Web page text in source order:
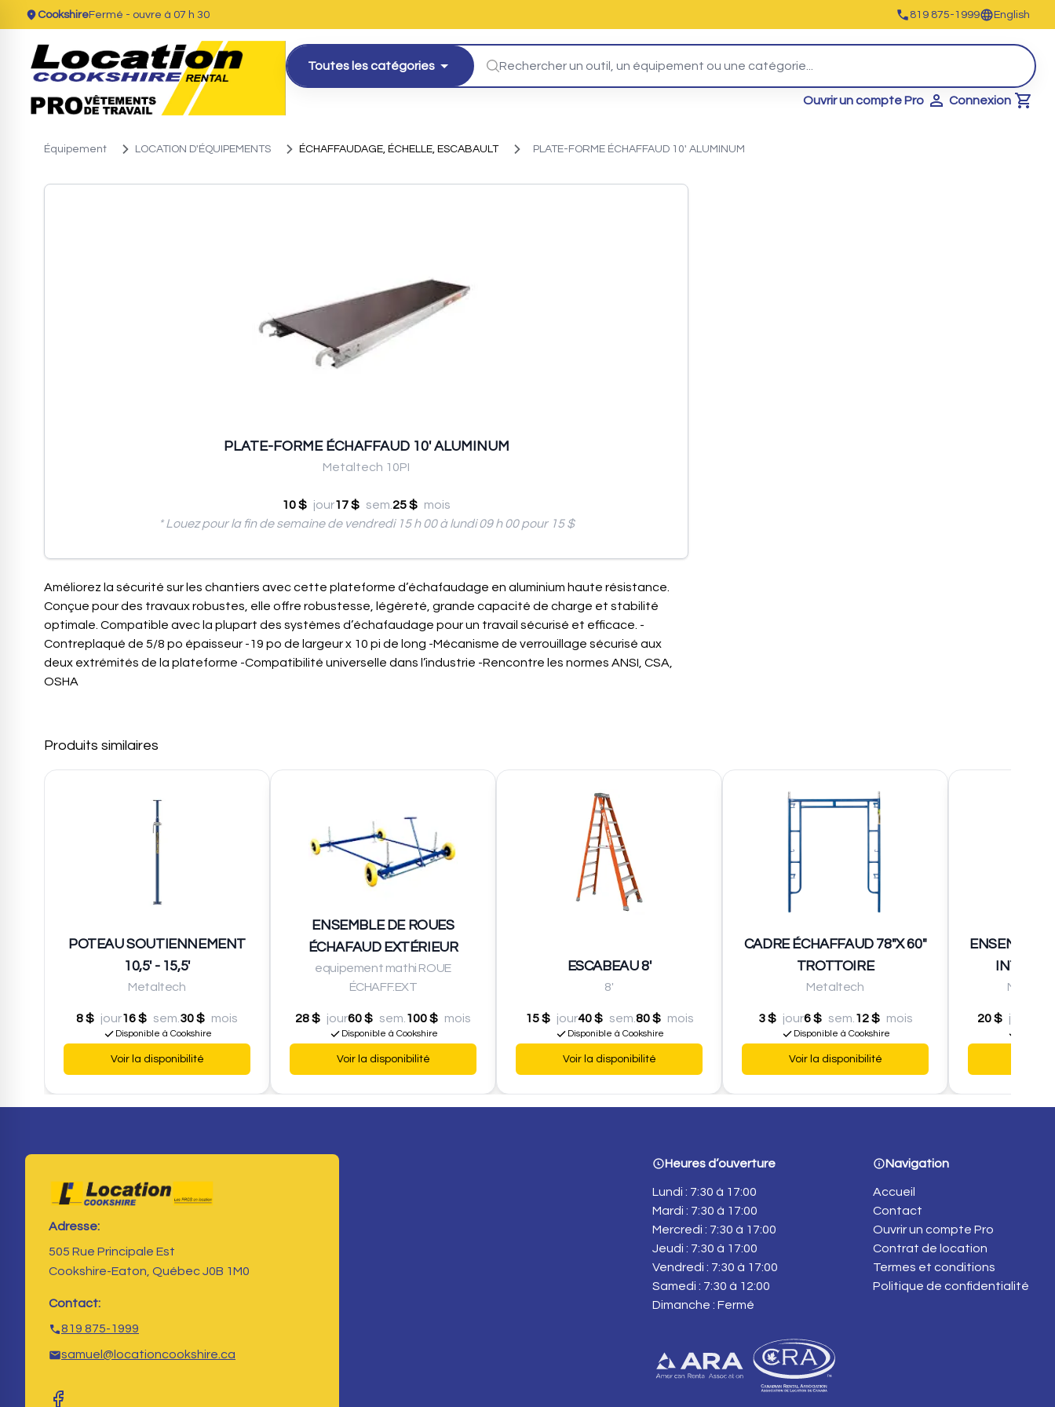
CookshireFermé - ouvre à 07 h 30 819 875-1999 English
Toutes les catégories
Ouvrir un compte Pro Connexion
Cart
Équipement LOCATION D'ÉQUIPEMENTS ÉCHAFFAUDAGE, ÉCHELLE, ESCABAULT PLATE-FORME ÉCHAFFAUD 10' ALUMINUM
PLATE-FORME ÉCHAFFAUD 10' ALUMINUM
Metaltech 10PI
10 $ jour17 $ sem. 25 $ mois
* Louez pour la fin de semaine de vendredi 15 h 00 à lundi 09 h 00 pour 15 $
Améliorez la sécurité sur les chantiers avec cette plateforme d’échafaudage en aluminium haute résistance.
Conçue pour des travaux robustes, elle offre robustesse, légèreté, grande capacité de charge et stabilité
optimale. Compatible avec la plupart des systèmes d’échafaudage pour un travail sécurisé et efficace. -
Contreplaqué de 5/8 po épaisseur -19 po de largeur x 10 pi de long -Mécanisme de verrouillage sécurisé aux
deux extrémités de la plateforme -Compatibilité universelle dans l’industrie -Rencontre les normes ANSI, CSA,
OSHA
Produits similaires
POTEAU SOUTIENNEMENT
10,5' - 15,5'
Metaltech
8 $ jour16 $ sem. 30 $ mois
Disponible à Cookshire
Voir la disponibilité
ENSEMBLE DE ROUES
ÉCHAFAUD EXTÉRIEUR
equipement mathi ROUE
ÉCHAFF.EXT
28 $ jour60 $ sem. 100 $ mois
Disponible à Cookshire
Voir la disponibilité
ESCABEAU 8'
8'
15 $ jour40 $ sem. 80 $ mois
Disponible à Cookshire
Voir la disponibilité
CADRE ÉCHAFFAUD 78"X 60"
TROTTOIRE
Metaltech
3 $ jour6 $ sem. 12 $ mois
Disponible à Cookshire
Voir la disponibilité
ENSEMBLE
20 $ jour
Adresse:
505 Rue Principale Est
Cookshire-Eaton, Québec J0B 1M0
Contact:
819 875-1999
samuel@locationcookshire.ca
Heures d’ouverture
Lundi : 7:30 à 17:00
Mardi : 7:30 à 17:00
Mercredi : 7:30 à 17:00
Jeudi : 7:30 à 17:00
Vendredi : 7:30 à 17:00
Samedi : 7:30 à 12:00
Dimanche : Fermé
Navigation
Accueil
Contact
Ouvrir un compte Pro
Contrat de location
Termes et conditions
Politique de confidentialité